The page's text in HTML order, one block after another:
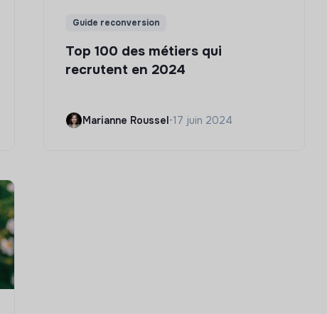
Guide reconversion
Top 100 des métiers qui
recrutent en 2024
Marianne Roussel•17 juin 2024